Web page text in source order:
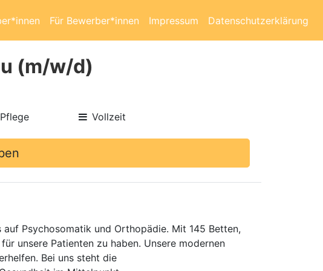
Für Bewerber*innen Impressum Datenschutzerklärung
(m/w/d)
Vollzeit
Psychosomatik und Orthopädie. Mit 145 Betten,
unsere Patienten zu haben. Unsere modernen
Bei uns steht die